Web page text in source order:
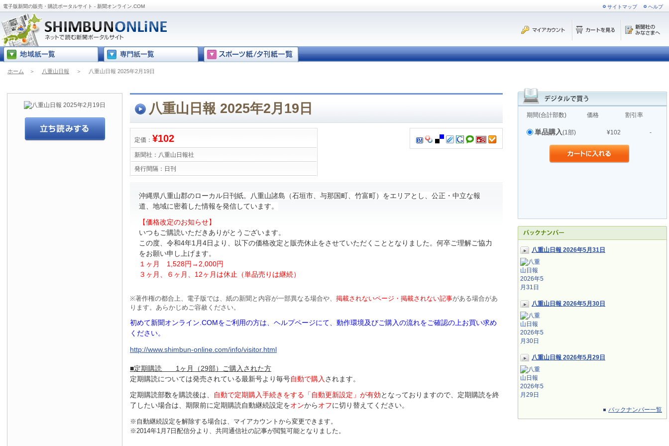
電子版新聞の販売・購読ポータルサイト - 新聞オンライン.COM サイトマップ ヘルプ
ホーム ＞ 八重山日報 ＞ 八重山日報 2025年2月19日
期間(合計部数) 価格 割引率
単品購入(1部) ¥102 -
八重山日報 2026年5月31日
八重山日報 2026年5月30日
八重山日報 2026年5月29日
バックナンバー一覧
八重山日報 2025年2月19日
定価： ¥102
新聞社： 八重山日報社
発行間隔： 日刊
沖縄県八重山郡のローカル日刊紙。八重山諸島（石垣市、与那国町、竹富町）をエリアとし、公正・中立な報
道、地域に密着した情報を発信しています。
【価格改定のお知らせ】
いつもご購読いただきありがとうございます。
この度、令和4年1月4日より、以下の価格改定と販売休止をさせていただくこととなりました。何卒ご理解ご協力
をお願い申し上げます。
１ヶ月 1,528円 →2,000円
３ヶ月、６ヶ月、 12ヶ月は休止（単品売りは継続）
※著作権の都合上、電子版では、紙の新聞と内容が一部異なる場合や、 掲載されないページ・掲載されない記事がある場合があ
ります。あらかじめご容赦ください。
初めて新聞オンライン.COMをご利用の方は、ヘルプページにて、動作環境及びご購入の流れをご確認の上お買い求め
ください。
http://www.shimbun-online.com/info/visitor.html
■定期購読 1ヶ月（29部）
ご購入された方
定期購読については発売されている最新号より毎号自動で購入 されます。
定期購読部数を購読後は、 自動で定期購入手続きをする「自動更新設定」が有効となっておりますので、定期購読を終
了したい場合は、期限前に定期購読自動継続設定をオンからオフに切り替えてください。
※自動継続設定を解除する場合は、マイアカウントから変更できます。
※2014年1月7日配信分より、共同通信社の記事が閲覧可能となりました。